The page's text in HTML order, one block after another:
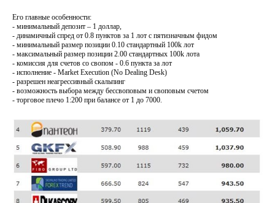
Его главные особенности:
- минимальный депозит – 1 доллар,
- динамичный спред от 0.8 пунктов за 1 лот с пятизначным фидом
- минимальный размер позиции 0.10 стандартный 100k лот
- максимальный размер позиции 2.00 стандартных 100k лота
- комиссия для счетов со свопом - 0.6 пункта за лот
- исполнение - Market Execution (No Dealing Desk)
- разрешен неагрессивный скальпинг
- возможность выбора между бессвоповым и своповым счетом
- торговое плечо 1:200 при балансе от 1 до 7000.